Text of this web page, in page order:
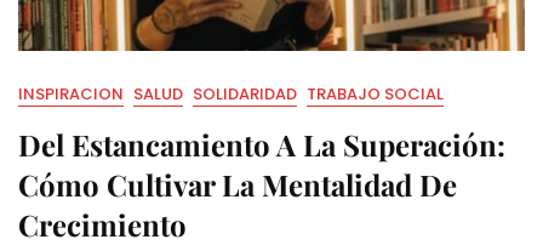
INSPIRACION SALUD SOLIDARIDAD TRABAJO SOCIAL
Del Estancamiento A La Superación:
Cómo Cultivar La Mentalidad De
Crecimiento